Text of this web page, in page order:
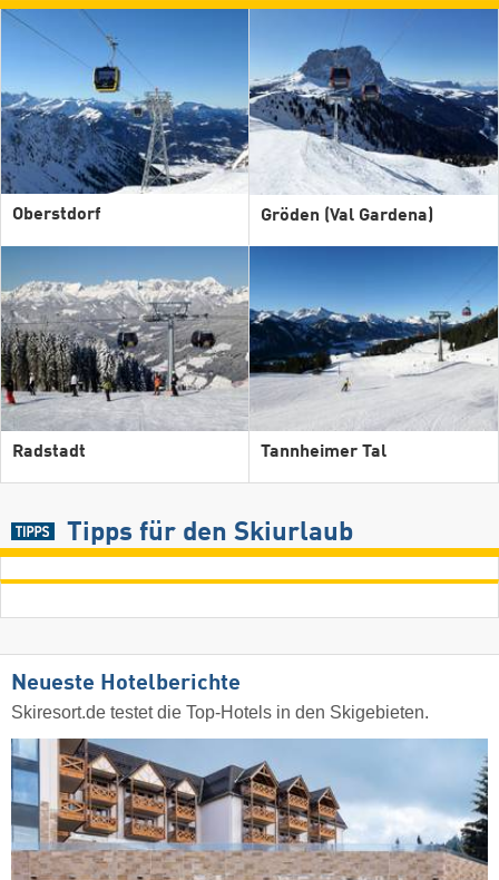
Oberstdorf Gröden (Val Gardena)
Radstadt Tannheimer Tal
Tipps für den Skiurlaub
Neueste Hotelberichte
Skiresort.de testet die Top-Hotels in den Skigebieten.